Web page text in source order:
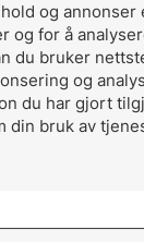
og annonser
og for å
du bruker
og
du har gjort
din bruk av
and